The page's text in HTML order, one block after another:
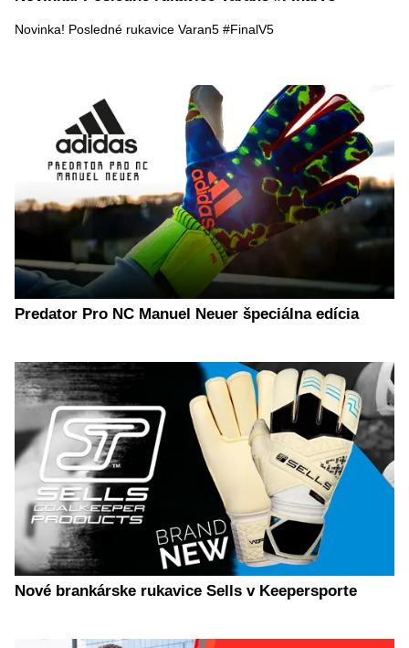
Novinka! Posledné rukavice Varan5 #FinalV5
Predator Pro NC Manuel Neuer špeciálna edícia
Nové brankárske rukavice Sells v Keepersporte